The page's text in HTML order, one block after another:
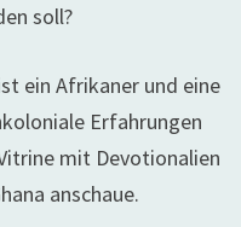
soll?
ein Afrikaner und eine
Erfahrungen
mit Devotionalien
anschaue.